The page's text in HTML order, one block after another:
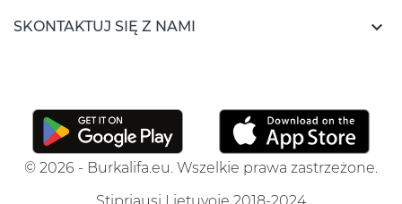
SKONTAKTUJ SIĘ Z NAMI 
© 2026 - Burkalifa.eu. Wszelkie prawa zastrzeżone.